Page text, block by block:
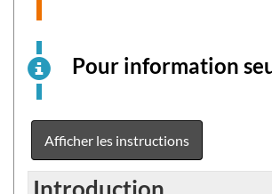
Pour information
Afficher les instructions
Introduction